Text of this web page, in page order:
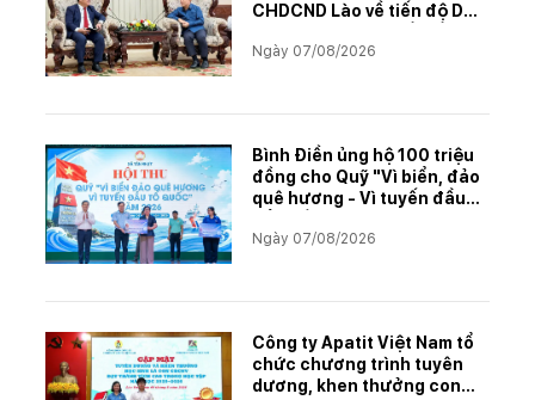
CHDCND Lào về tiến độ Dự
muối mỏ Kali
Ngày 07/08/2026
Bình Điền ủng hộ 100 triệu
đồng cho Quỹ "Vì biển, đảo
quê hương - Vì tuyến đầu
Ngày 07/08/2026
Công ty Apatit Việt Nam tổ
chức chương trình tuyên
dương, khen thưởng con